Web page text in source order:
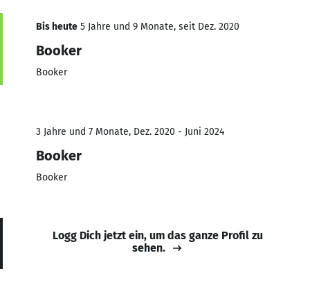
Bis heute 5 Jahre und 9 Monate, seit Dez. 2020
Booker
Booker
3 Jahre und 7 Monate, Dez. 2020 - Juni 2024
Booker
Booker
Logg Dich jetzt ein, um das ganze Profil zu
sehen.